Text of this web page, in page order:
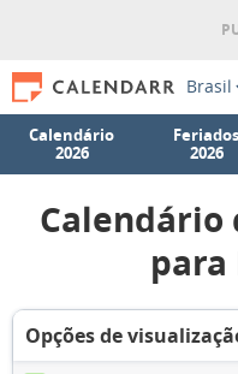
Brasil
Calendário
2026
Feriados
2026
Calendário
Opções de